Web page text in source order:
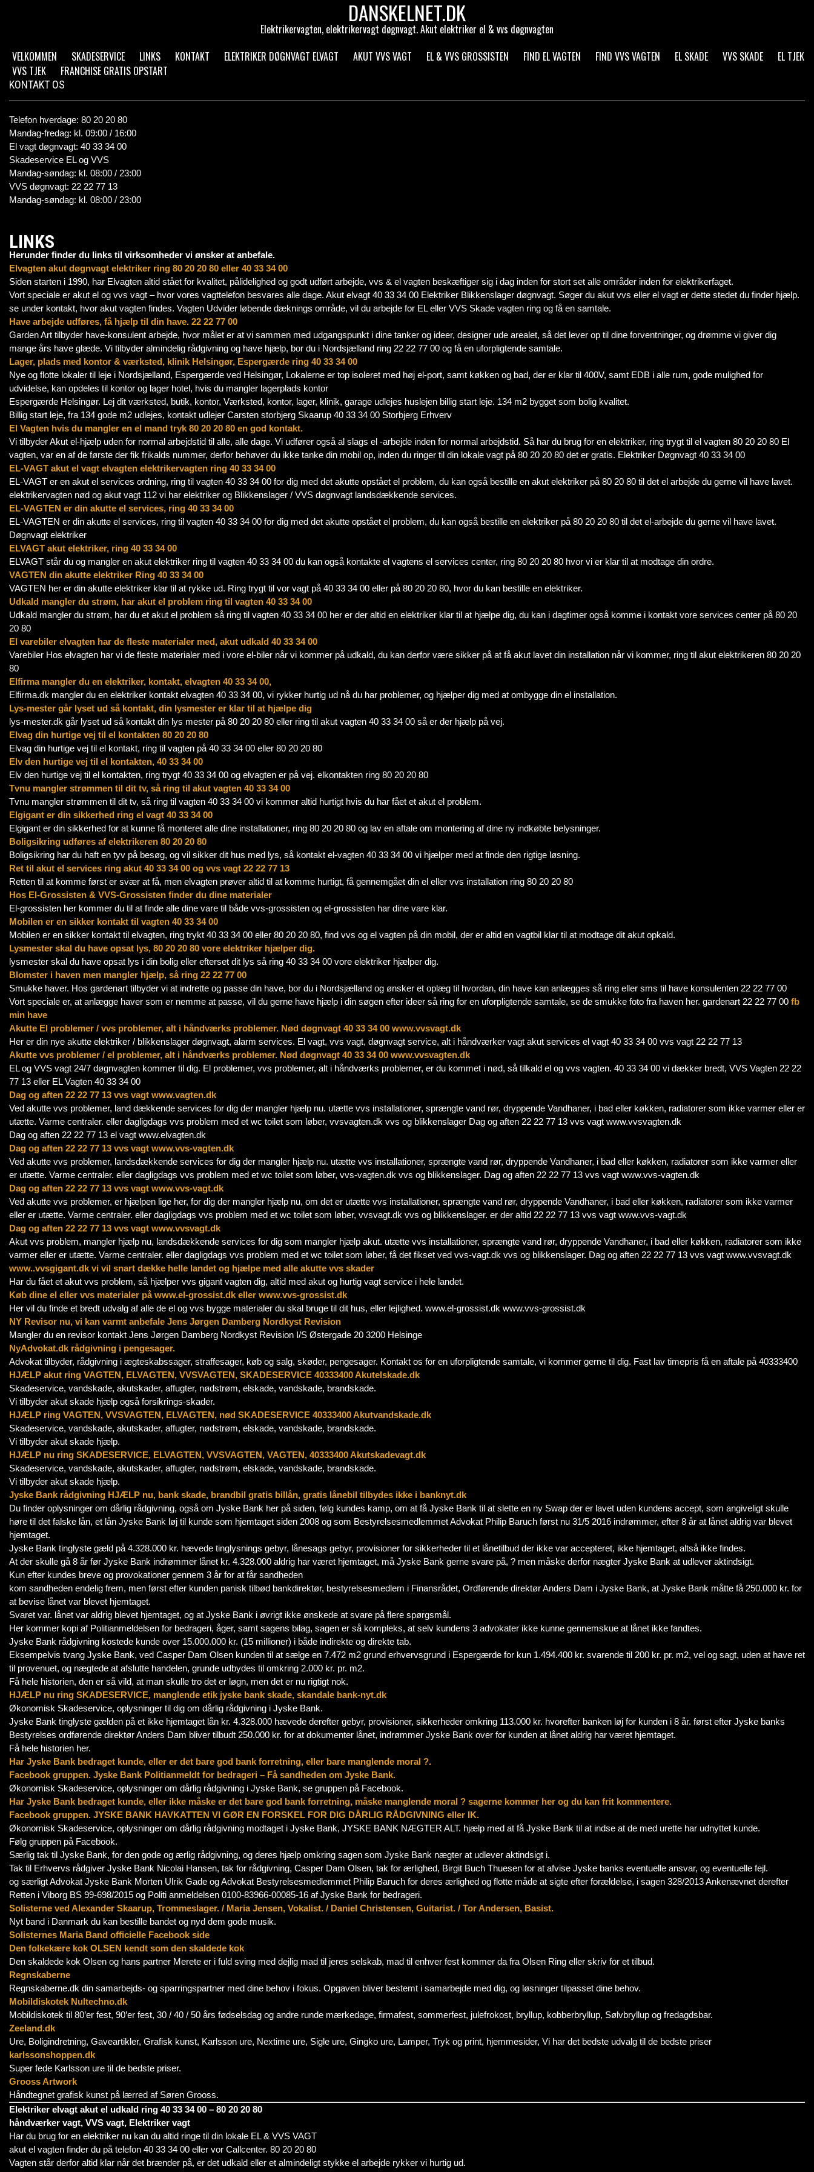
DANSKELNET.DK
Elektrikervagten, elektrikervagt døgnvagt. Akut elektriker el & vvs døgnvagten
VELKOMMEN
SKADESERVICE LINKS KONTAKT ELEKTRIKER DØGNVAGT ELVAGT AKUT VVS VAGT EL & VVS GROSSISTEN FIND EL VAGTEN FIND VVS VAGTEN EL SKADE VVS SKADE
EL TJEK
VVS TJEK
FRANCHISE GRATIS OPSTART
KONTAKT OS
Telefon hverdage: 80 20 20 80
Mandag-fredag: kl. 09:00 / 16:00
El vagt døgnvagt: 40 33 34 00
Skadeservice EL og VVS
Mandag-søndag: kl. 08:00 / 23:00
VVS døgnvagt: 22 22 77 13
Mandag-søndag: kl. 08:00 / 23:00
LINKS
Herunder finder du links til virksomheder vi ønsker at anbefale.
Elvagten akut døgnvagt elektriker ring 80 20 20 80 eller 40 33 34 00
Siden starten i 1990, har Elvagten altid stået for kvalitet, pålidelighed og godt udført arbejde, vvs & el vagten beskæftiger sig i dag inden for stort set alle områder inden for elektrikerfaget.
Vort speciale er akut el og vvs vagt – hvor vores vagttelefon besvares alle dage. Akut elvagt 40 33 34 00 Elektriker Blikkenslager døgnvagt. Søger du akut vvs eller el vagt er dette stedet du finder hjælp.
se under kontakt, hvor akut vagten findes. Vagten Udvider løbende dæknings område, vil du arbejde for EL eller VVS Skade vagten ring og få en samtale.
Have arbejde udføres, få hjælp til din have. 22 22 77 00
Garden Art tilbyder have-konsulent arbejde, hvor målet er at vi sammen med udgangspunkt i dine tanker og ideer, designer ude arealet, så det lever op til dine forventninger, og drømme vi giver dig
mange års have glæde. Vi tilbyder almindelig rådgivning og have hjælp, bor du i Nordsjælland ring 22 22 77 00 og få en uforpligtende samtale.
Lager, plads med kontor & værksted, klinik Helsingør, Espergærde ring 40 33 34 00
Nye og flotte lokaler til leje i Nordsjælland, Espergærde ved Helsingør, Lokalerne er top isoleret med høj el-port, samt køkken og bad, der er klar til 400V, samt EDB i alle rum, gode mulighed for
udvidelse, kan opdeles til kontor og lager hotel, hvis du mangler lagerplads kontor
Espergærde Helsingør. Lej dit værksted, butik, kontor, Værksted, kontor, lager, klinik, garage udlejes huslejen billig start leje. 134 m2 bygget som bolig kvalitet.
Billig start leje, fra 134 gode m2 udlejes, kontakt udlejer Carsten storbjerg Skaarup 40 33 34 00 Storbjerg Erhverv
El Vagten hvis du mangler en el mand tryk 80 20 20 80 en god kontakt.
Vi tilbyder Akut el-hjælp uden for normal arbejdstid til alle, alle dage. Vi udfører også al slags el -arbejde inden for normal arbejdstid. Så har du brug for en elektriker, ring trygt til el vagten 80 20 20 80 El
vagten, var en af de første der fik frikalds nummer, derfor behøver du ikke tanke din mobil op, inden du ringer til din lokale vagt på 80 20 20 80 det er gratis. Elektriker Døgnvagt 40 33 34 00
EL-VAGT akut el vagt elvagten elektrikervagten ring 40 33 34 00
EL-VAGT er en akut el services ordning, ring til vagten 40 33 34 00 for dig med det akutte opstået el problem, du kan også bestille en akut elektriker på 80 20 80 til det el arbejde du gerne vil have lavet.
elektrikervagten nød og akut vagt 112 vi har elektriker og Blikkenslager / VVS døgnvagt landsdækkende services.
EL-VAGTEN er din akutte el services, ring 40 33 34 00
EL-VAGTEN er din akutte el services, ring til vagten 40 33 34 00 for dig med det akutte opstået el problem, du kan også bestille en elektriker på 80 20 20 80 til det el-arbejde du gerne vil have lavet.
Døgnvagt elektriker
ELVAGT akut elektriker, ring 40 33 34 00
ELVAGT står du og mangler en akut elektriker ring til vagten 40 33 34 00 du kan også kontakte el vagtens el services center, ring 80 20 20 80 hvor vi er klar til at modtage din ordre.
VAGTEN din akutte elektriker Ring 40 33 34 00
VAGTEN her er din akutte elektriker klar til at rykke ud. Ring trygt til vor vagt på 40 33 34 00 eller på 80 20 20 80, hvor du kan bestille en elektriker.
Udkald mangler du strøm, har akut el problem ring til vagten 40 33 34 00
Udkald mangler du strøm, har du et akut el problem så ring til vagten 40 33 34 00 her er der altid en elektriker klar til at hjælpe dig, du kan i dagtimer også komme i kontakt vore services center på 80 20
20 80
El varebiler elvagten har de fleste materialer med, akut udkald 40 33 34 00
Varebiler Hos elvagten har vi de fleste materialer med i vore el-biler når vi kommer på udkald, du kan derfor være sikker på at få akut lavet din installation når vi kommer, ring til akut elektrikeren 80 20 20
80
Elfirma mangler du en elektriker, kontakt, elvagten 40 33 34 00,
Elfirma.dk mangler du en elektriker kontakt elvagten 40 33 34 00, vi rykker hurtig ud nå du har problemer, og hjælper dig med at ombygge din el installation.
Lys-mester går lyset ud så kontakt, din lysmester er klar til at hjælpe dig
lys-mester.dk går lyset ud så kontakt din lys mester på 80 20 20 80 eller ring til akut vagten 40 33 34 00 så er der hjælp på vej.
Elvag din hurtige vej til el kontakten 80 20 20 80
Elvag din hurtige vej til el kontakt, ring til vagten på 40 33 34 00 eller 80 20 20 80
Elv den hurtige vej til el kontakten, 40 33 34 00
Elv den hurtige vej til el kontakten, ring trygt 40 33 34 00 og elvagten er på vej. elkontakten ring 80 20 20 80
Tvnu mangler strømmen til dit tv, så ring til akut vagten 40 33 34 00
Tvnu mangler strømmen til dit tv, så ring til vagten 40 33 34 00 vi kommer altid hurtigt hvis du har fået et akut el problem.
Elgigant er din sikkerhed ring el vagt 40 33 34 00
Elgigant er din sikkerhed for at kunne få monteret alle dine installationer, ring 80 20 20 80 og lav en aftale om montering af dine ny indkøbte belysninger.
Boligsikring udføres af elektrikeren 80 20 20 80
Boligsikring har du haft en tyv på besøg, og vil sikker dit hus med lys, så kontakt el-vagten 40 33 34 00 vi hjælper med at finde den rigtige løsning.
Ret til akut el services ring akut 40 33 34 00 og vvs vagt 22 22 77 13
Retten til at komme først er svær at få, men elvagten prøver altid til at komme hurtigt, få gennemgået din el eller vvs installation ring 80 20 20 80
Hos El-Grossisten & VVS-Grossisten finder du dine materialer
El-grossisten her kommer du til at finde alle dine vare til både vvs-grossisten og el-grossisten har dine vare klar.
Mobilen er en sikker kontakt til vagten 40 33 34 00
Mobilen er en sikker kontakt til elvagten, ring trykt 40 33 34 00 eller 80 20 20 80, find vvs og el vagten på din mobil, der er altid en vagtbil klar til at modtage dit akut opkald.
Lysmester skal du have opsat lys, 80 20 20 80 vore elektriker hjælper dig.
lysmester skal du have opsat lys i din bolig eller efterset dit lys så ring 40 33 34 00 vore elektriker hjælper dig.
Blomster i haven men mangler hjælp, så ring 22 22 77 00
Smukke haver. Hos gardenart tilbyder vi at indrette og passe din have, bor du i Nordsjælland og ønsker et oplæg til hvordan, din have kan anlægges så ring eller sms til have konsulenten 22 22 77 00
Vort speciale er, at anlægge haver som er nemme at passe, vil du gerne have hjælp i din søgen efter ideer så ring for en uforpligtende samtale, se de smukke foto fra haven her. gardenart 22 22 77 00 fb
min have
Akutte El problemer / vvs problemer, alt i håndværks problemer. Nød døgnvagt 40 33 34 00 www.vvsvagt.dk
Her er din nye akutte elektriker / blikkenslager døgnvagt, alarm services. El vagt, vvs vagt, døgnvagt service, alt i håndværker vagt akut services el vagt 40 33 34 00 vvs vagt 22 22 77 13
Akutte vvs problemer / el problemer, alt i håndværks problemer. Nød døgnvagt 40 33 34 00 www.vvsvagten.dk
EL og VVS vagt 24/7 døgnvagten kommer til dig. El problemer, vvs problemer, alt i håndværks problemer, er du kommet i nød, så tilkald el og vvs vagten. 40 33 34 00 vi dækker bredt, VVS Vagten 22 22
77 13 eller EL Vagten 40 33 34 00
Dag og aften 22 22 77 13 vvs vagt www.vagten.dk
Ved akutte vvs problemer, land dækkende services for dig der mangler hjælp nu. utætte vvs installationer, sprængte vand rør, dryppende Vandhaner, i bad eller køkken, radiatorer som ikke varmer eller er
utætte. Varme centraler. eller dagligdags vvs problem med et wc toilet som løber, vvsvagten.dk vvs og blikkenslager Dag og aften 22 22 77 13 vvs vagt www.vvsvagten.dk
Dag og aften 22 22 77 13 el vagt www.elvagten.dk
Dag og aften 22 22 77 13 vvs vagt www.vvs-vagten.dk
Ved akutte vvs problemer, landsdækkende services for dig der mangler hjælp nu. utætte vvs installationer, sprængte vand rør, dryppende Vandhaner, i bad eller køkken, radiatorer som ikke varmer eller
er utætte. Varme centraler. eller dagligdags vvs problem med et wc toilet som løber, vvs-vagten.dk vvs og blikkenslager. Dag og aften 22 22 77 13 vvs vagt www.vvs-vagten.dk
Dag og aften 22 22 77 13 vvs vagt www.vvs-vagt.dk
Ved akutte vvs problemer, er hjælpen lige her, for dig der mangler hjælp nu, om det er utætte vvs installationer, sprængte vand rør, dryppende Vandhaner, i bad eller køkken, radiatorer som ikke varmer
eller er utætte. Varme centraler. eller dagligdags vvs problem med et wc toilet som løber, vvsvagt.dk vvs og blikkenslager. er der altid 22 22 77 13 vvs vagt www.vvs-vagt.dk
Dag og aften 22 22 77 13 vvs vagt www.vvsvagt.dk
Akut vvs problem, mangler hjælp nu, landsdækkende services for dig som mangler hjælp akut. utætte vvs installationer, sprængte vand rør, dryppende Vandhaner, i bad eller køkken, radiatorer som ikke
varmer eller er utætte. Varme centraler. eller dagligdags vvs problem med et wc toilet som løber, få det fikset ved vvs-vagt.dk vvs og blikkenslager. Dag og aften 22 22 77 13 vvs vagt www.vvsvagt.dk
www..vvsgigant.dk vi vil snart dække helle landet og hjælpe med alle akutte vvs skader
Har du fået et akut vvs problem, så hjælper vvs gigant vagten dig, altid med akut og hurtig vagt service i hele landet.
Køb dine el eller vvs materialer på www.el-grossist.dk eller www.vvs-grossist.dk
Her vil du finde et bredt udvalg af alle de el og vvs bygge materialer du skal bruge til dit hus, eller lejlighed. www.el-grossist.dk www.vvs-grossist.dk
NY Revisor nu, vi kan varmt anbefale Jens Jørgen Damberg Nordkyst Revision
Mangler du en revisor kontakt Jens Jørgen Damberg Nordkyst Revision I/S Østergade 20 3200 Helsinge
NyAdvokat.dk rådgivning i pengesager.
Advokat tilbyder, rådgivning i ægteskabssager, straffesager, køb og salg, skøder, pengesager. Kontakt os for en uforpligtende samtale, vi kommer gerne til dig. Fast lav timepris få en aftale på 40333400
HJÆLP akut ring VAGTEN, ELVAGTEN, VVSVAGTEN, SKADESERVICE 40333400 Akutelskade.dk
Skadeservice, vandskade, akutskader, affugter, nødstrøm, elskade, vandskade, brandskade.
Vi tilbyder akut skade hjælp også forsikrings-skader.
HJÆLP ring VAGTEN, VVSVAGTEN, ELVAGTEN, nød SKADESERVICE 40333400 Akutvandskade.dk
Skadeservice, vandskade, akutskader, affugter, nødstrøm, elskade, vandskade, brandskade.
Vi tilbyder akut skade hjælp.
HJÆLP nu ring SKADESERVICE, ELVAGTEN, VVSVAGTEN, VAGTEN, 40333400 Akutskadevagt.dk
Skadeservice, vandskade, akutskader, affugter, nødstrøm, elskade, vandskade, brandskade.
Vi tilbyder akut skade hjælp.
Jyske Bank rådgivning HJÆLP nu, bank skade, brandbil gratis billån, gratis lånebil tilbydes ikke i banknyt.dk
Du finder oplysninger om dårlig rådgivning, også om Jyske Bank her på siden, følg kundes kamp, om at få Jyske Bank til at slette en ny Swap der er lavet uden kundens accept, som angiveligt skulle
høre til det falske lån, et lån Jyske Bank løj til kunde som hjemtaget siden 2008 og som Bestyrelsesmedlemmet Advokat Philip Baruch først nu 31/5 2016 indrømmer, efter 8 år at lånet aldrig var blevet
hjemtaget.
Jyske Bank tinglyste gæld på 4.328.000 kr. hævede tinglysnings gebyr, lånesags gebyr, provisioner for sikkerheder til et lånetilbud der ikke var accepteret, ikke hjemtaget, altså ikke findes.
At der skulle gå 8 år før Jyske Bank indrømmer lånet kr. 4.328.000 aldrig har været hjemtaget, må Jyske Bank gerne svare på, ? men måske derfor nægter Jyske Bank at udlever aktindsigt.
Kun efter kundes breve og provokationer gennem 3 år for at får sandheden
kom sandheden endelig frem, men først efter kunden panisk tilbød bankdirektør, bestyrelsesmedlem i Finansrådet, Ordførende direktør Anders Dam i Jyske Bank, at Jyske Bank måtte få 250.000 kr. for
at bevise lånet var blevet hjemtaget.
Svaret var. lånet var aldrig blevet hjemtaget, og at Jyske Bank i øvrigt ikke ønskede at svare på flere spørgsmål.
Her kommer kopi af Politianmeldelsen for bedrageri, åger, samt sagens bilag, sagen er så kompleks, at selv kundens 3 advokater ikke kunne gennemskue at lånet ikke fandtes.
Jyske Bank rådgivning kostede kunde over 15.000.000 kr. (15 millioner) i både indirekte og direkte tab.
Eksempelvis tvang Jyske Bank, ved Casper Dam Olsen kunden til at sælge en 7.472 m2 grund erhvervsgrund i Espergærde for kun 1.494.400 kr. svarende til 200 kr. pr. m2, vel og sagt, uden at have ret
til provenuet, og nægtede at afslutte handelen, grunde udbydes til omkring 2.000 kr. pr. m2.
Få hele historien, den er så vild, at man skulle tro det er løgn, men det er nu rigtigt nok.
HJÆLP nu ring SKADESERVICE, manglende etik jyske bank skade, skandale bank-nyt.dk
Økonomisk Skadeservice, oplysninger til dig om dårlig rådgivning i Jyske Bank.
Jyske Bank tinglyste gælden på et ikke hjemtaget lån kr. 4.328.000 hævede derefter gebyr, provisioner, sikkerheder omkring 113.000 kr. hvorefter banken løj for kunden i 8 år. først efter Jyske banks
Bestyrelses ordførende direktør Anders Dam bliver tilbudt 250.000 kr. for at dokumenter lånet, indrømmer Jyske Bank over for kunden at lånet aldrig har været hjemtaget.
Få hele historien her.
Har Jyske Bank bedraget kunde, eller er det bare god bank forretning, eller bare manglende moral ?.
Facebook gruppen. Jyske Bank Politianmeldt for bedrageri – Få sandheden om Jyske Bank.
Økonomisk Skadeservice, oplysninger om dårlig rådgivning i Jyske Bank, se gruppen på Facebook.
Har Jyske Bank bedraget kunde, eller ikke måske er det bare god bank forretning, måske manglende moral ? sagerne kommer her og du kan frit kommentere.
Facebook gruppen. JYSKE BANK HAVKATTEN VI GØR EN FORSKEL FOR DIG DÅRLIG RÅDGIVNING eller IK.
Økonomisk Skadeservice, oplysninger om dårlig rådgivning modtaget i Jyske Bank, JYSKE BANK NÆGTER ALT. hjælp med at få Jyske Bank til at indse at de med urette har udnyttet kunde.
Følg gruppen på Facebook.
Særlig tak til Jyske Bank, for den gode og ærlig rådgivning, og deres hjælp omkring sagen som Jyske Bank nægter at udlever aktindsigt i.
Tak til Erhvervs rådgiver Jyske Bank Nicolai Hansen, tak for rådgivning, Casper Dam Olsen, tak for ærlighed, Birgit Buch Thuesen for at afvise Jyske banks eventuelle ansvar, og eventuelle fejl.
og særligt Advokat Jyske Bank Morten Ulrik Gade og Advokat Bestyrelsesmedlemmet Philip Baruch for deres ærlighed og flotte måde at sigte efter forældelse, i sagen 328/2013 Ankenævnet derefter
Retten i Viborg BS 99-698/2015 og Politi anmeldelsen 0100-83966-00085-16 af Jyske Bank for bedrageri.
Solisterne ved Alexander Skaarup, Trommeslager. / Maria Jensen, Vokalist. / Daniel Christensen, Guitarist. / Tor Andersen, Basist.
Nyt band i Danmark du kan bestille bandet og nyd dem gode musik.
Solisternes Maria Band officielle Facebook side
Den folkekære kok OLSEN kendt som den skaldede kok
Den skaldede kok Olsen og hans partner Merete er i fuld sving med dejlig mad til jeres selskab, mad til enhver fest kommer da fra Olsen Ring eller skriv for et tilbud.
Regnskaberne
Regnskaberne.dk din samarbejds- og sparringspartner med dine behov i fokus. Opgaven bliver bestemt i samarbejde med dig, og løsninger tilpasset dine behov.
Mobildiskotek Nultechno.dk
Mobildiskotek til 80’er fest, 90’er fest, 30 / 40 / 50 års fødselsdag og andre runde mærkedage, firmafest, sommerfest, julefrokost, bryllup, kobberbryllup, Sølvbryllup og fredagdsbar.
Zeeland.dk
Ure, Boligindretning, Gaveartikler, Grafisk kunst, Karlsson ure, Nextime ure, Sigle ure, Gingko ure, Lamper, Tryk og print, hjemmesider, Vi har det bedste udvalg til de bedste priser
karlssonshoppen.dk
Super fede Karlsson ure til de bedste priser.
Grooss Artwork
Håndtegnet grafisk kunst på lærred af Søren Grooss.
Elektriker elvagt akut el udkald ring 40 33 34 00 – 80 20 20 80
håndværker vagt, VVS vagt, Elektriker vagt
Har du brug for en elektriker nu kan du altid ringe til din lokale EL & VVS VAGT
akut el vagten finder du på telefon 40 33 34 00 eller vor Callcenter. 80 20 20 80
Vagten står derfor altid klar når det brænder på, er det udkald eller et almindeligt stykke el arbejde rykker vi hurtig ud.